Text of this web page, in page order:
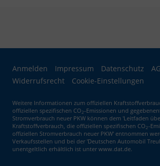
Anmelden Impressum Datenschutz
Widerrufsrecht
Cookie-Einstellungen
Weitere Informationen zum offiziellen
offiziellen spezifischen CO 2-Emissionen und
Stromverbrauch neuer PKW können dem 'Leitfaden
Kraftstoffverbrauch, die offiziellen spezifischen CO 2-
offiziellen Stromverbrauch neuer PKW' entnommen
Verkaufsstellen und bei der 'Deutschen Automobil
unentgeltlich erhältlich ist unter www.dat.de.